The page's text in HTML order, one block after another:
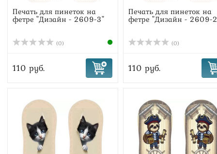
Печать для пинеток на
фетре "Дизайн - 2609-3"
(0)
110 руб.
Печать для пинеток на
фетре "Дизайн - 2609-
(0)
110 руб.